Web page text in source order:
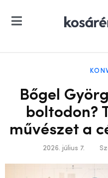
Bőgel
boltodon?
művészet a
2026. július 7.